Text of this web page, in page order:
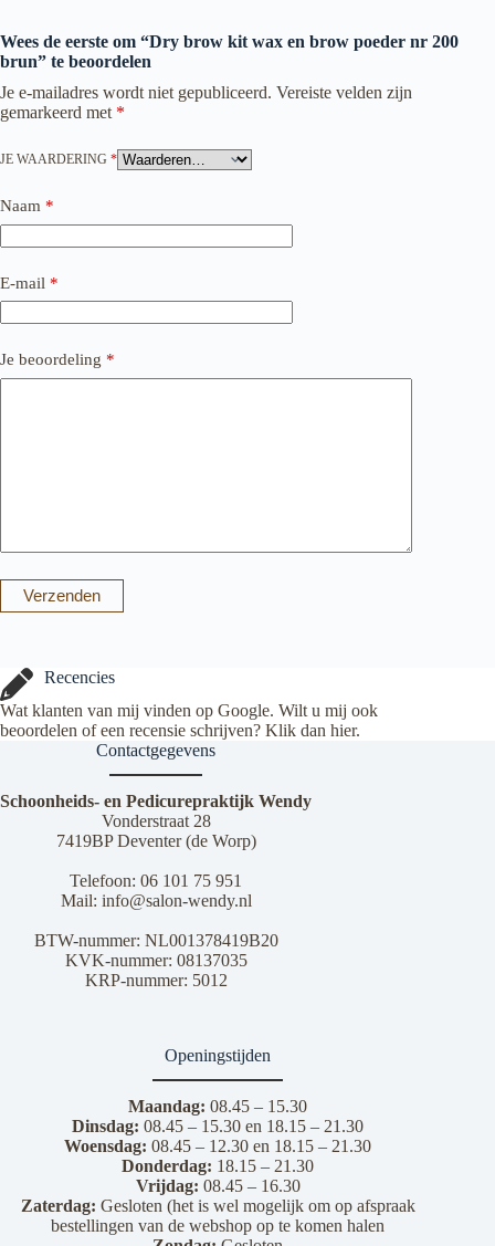
Wees de eerste om “Dry brow kit wax en brow poeder nr 200
brun” te beoordelen
Je e-mailadres wordt niet gepubliceerd. Vereiste velden zijn
gemarkeerd met *
JE WAARDERING *
Naam *
E-mail *
Je beoordeling *
Verzenden
Recencies
Wat klanten van mij vinden op Google. Wilt u mij ook
beoordelen of een recensie schrijven? Klik dan hier.
Contactgegevens
Schoonheids- en Pedicurepraktijk Wendy
Vonderstraat 28
7419BP Deventer (de Worp)
Telefoon: 06 101 75 951
Mail: info@salon-wendy.nl
BTW-nummer: NL001378419B20
KVK-nummer: 08137035
KRP-nummer: 5012
Openingstijden
Maandag:08.45 – 15.30
Dinsdag: 08.45 – 15.30 en 18.15 – 21.30
Woensdag: 08.45 – 12.30 en 18.15 – 21.30
Donderdag: 18.15 – 21.30
Vrijdag: 08.45 – 16.30
Zaterdag: Gesloten (het is wel mogelijk om op afspraak
bestellingen van de webshop op te komen halen